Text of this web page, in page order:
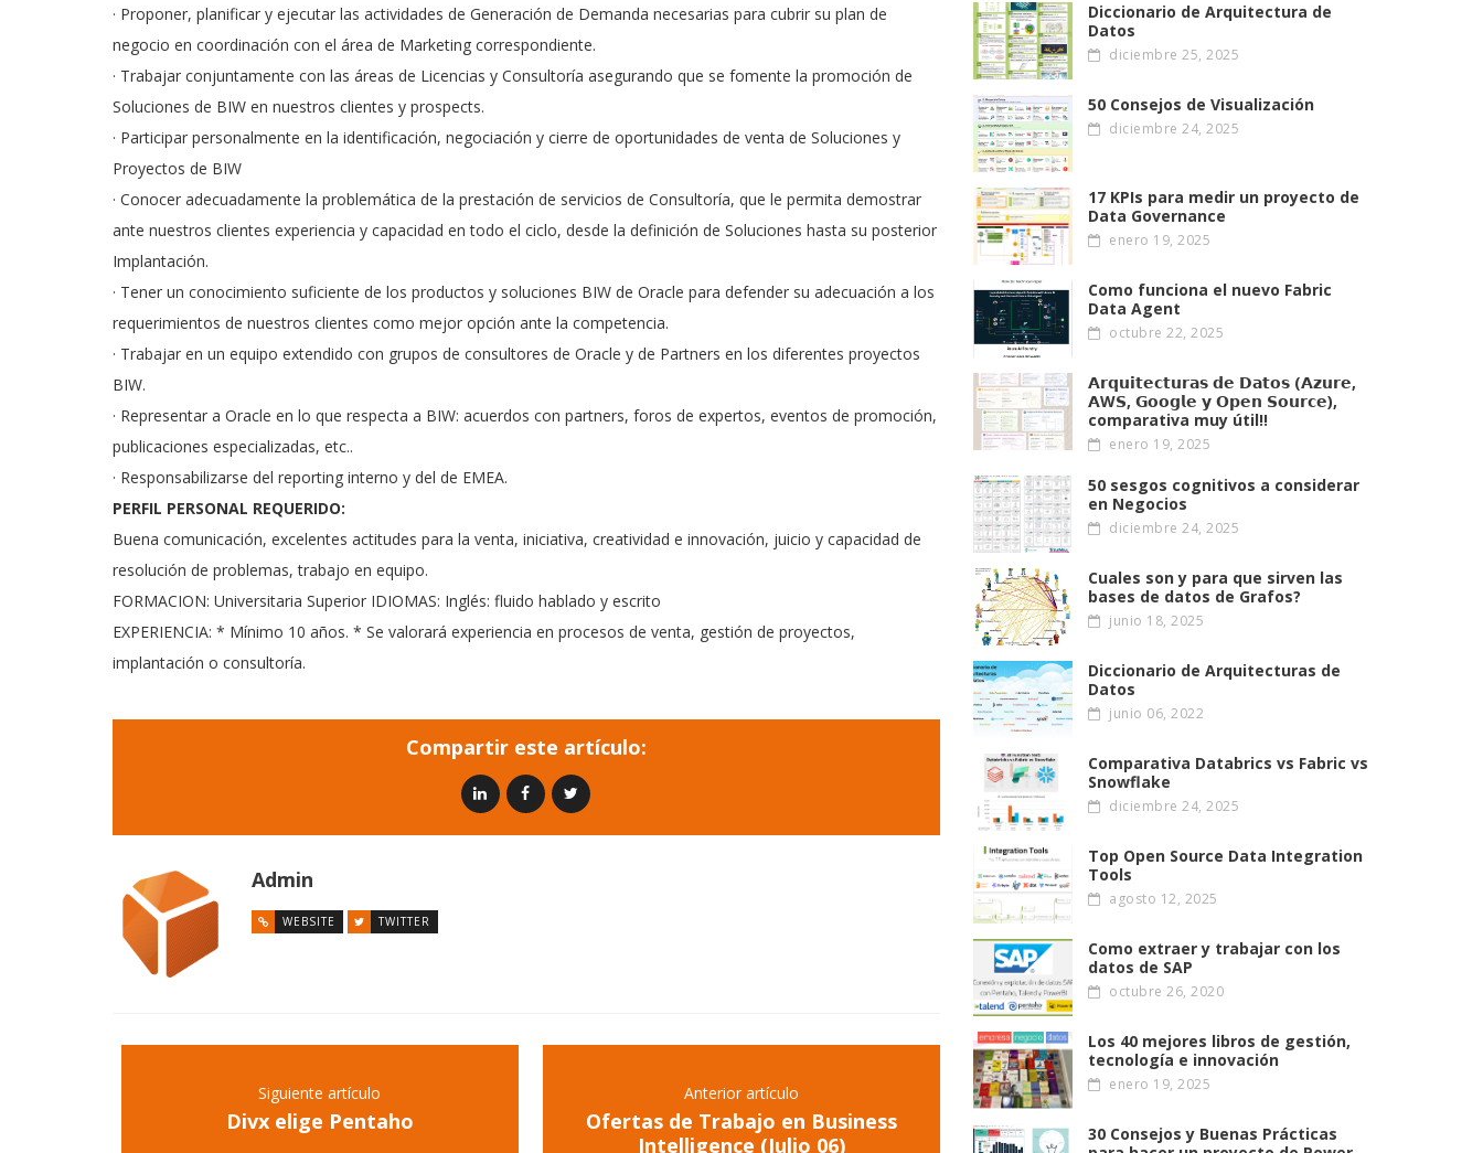
· Proponer, planificar y ejecutar las actividades de Generación de Demanda necesarias para cubrir su plan de
negocio en coordinación con el área de Marketing correspondiente.
· Trabajar conjuntamente con las áreas de Licencias y Consultoría asegurando que se fomente la promoción de
Soluciones de BIW en nuestros clientes y prospects.
· Participar personalmente en la identificación, negociación y cierre de oportunidades de venta de Soluciones y
Proyectos de BIW
· Conocer adecuadamente la problemática de la prestación de servicios de Consultoría, que le permita demostrar
ante nuestros clientes experiencia y capacidad en todo el ciclo, desde la definición de Soluciones hasta su posterior
Implantación.
· Tener un conocimiento suficiente de los productos y soluciones BIW de Oracle para defender su adecuación a los
requerimientos de nuestros clientes como mejor opción ante la competencia.
· Trabajar en un equipo extendido con grupos de consultores de Oracle y de Partners en los diferentes proyectos
BIW.
· Representar a Oracle en lo que respecta a BIW: acuerdos con partners, foros de expertos, eventos de promoción,
publicaciones especializadas, etc..
· Responsabilizarse del reporting interno y del de EMEA.
PERFIL PERSONAL REQUERIDO:
Buena comunicación, excelentes actitudes para la venta, iniciativa, creatividad e innovación, juicio y capacidad de
resolución de problemas, trabajo en equipo.
FORMACION: Universitaria Superior IDIOMAS: Inglés: fluido hablado y escrito
EXPERIENCIA: * Mínimo 10 años. * Se valorará experiencia en procesos de venta, gestión de proyectos,
implantación o consultoría.
Compartir este artículo:
Admin
WEBSITE TWITTER
Siguiente artículo
Divx elige Pentaho
Anterior artículo
Ofertas de Trabajo en Business
Intelligence (Julio 06)
Diccionario de Arquitectura de
Datos
diciembre 25, 2025
50 Consejos de Visualización
diciembre 24, 2025
17 KPIs para medir un proyecto de
Data Governance
enero 19, 2025
Como funciona el nuevo Fabric
Data Agent
octubre 22, 2025
𝗔𝗿𝗾𝘂𝗶𝘁𝗲𝗰𝘁𝘂𝗿𝗮𝘀 𝗱𝗲 𝗗𝗮𝘁𝗼𝘀 (𝗔𝘇𝘂𝗿𝗲,
𝗔W𝗦, 𝗚𝗼𝗼𝗴𝗹𝗲 𝘆 𝗢𝗽𝗲𝗻 𝗦𝗼𝘂𝗿𝗰𝗲),
comparativa muy útil!!
enero 19, 2025
50 sesgos cognitivos a considerar
en Negocios
diciembre 24, 2025
Cuales son y para que sirven las
bases de datos de Grafos?
junio 18, 2025
Diccionario de Arquitecturas de
Datos
junio 06, 2022
Comparativa Databrics vs Fabric vs
Snowflake
diciembre 24, 2025
Top Open Source Data Integration
Tools
agosto 12, 2025
Como extraer y trabajar con los
datos de SAP
octubre 26, 2020
Los 40 mejores libros de gestión,
tecnología e innovación
enero 19, 2025
30 Consejos y Buenas Prácticas